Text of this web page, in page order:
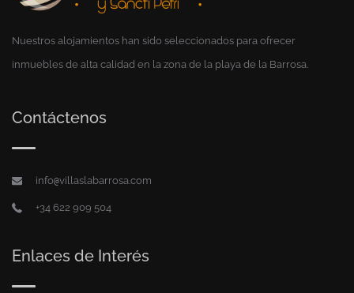
Nuestros alojamientos han sido seleccionados para ofrecer
inmuebles de alta calidad en la zona de la playa de la Barrosa.
Contáctenos
info@villaslabarrosa.com
+34 622 909 504
Enlaces de Interés